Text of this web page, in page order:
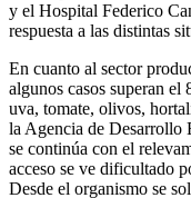
y el Hospital Federico
respuesta a las distintas
En cuanto al sector
algunos casos superan
uva, tomate, olivos,
la Agencia de
se continúa con el
acceso se ve dificultado
Desde el organismo se